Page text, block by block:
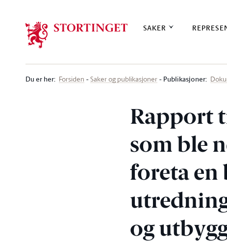
SAKER
Du er her: Forsiden Saker og publikasjoner Publikasjoner:
Rapport
som ble
foreta en
og